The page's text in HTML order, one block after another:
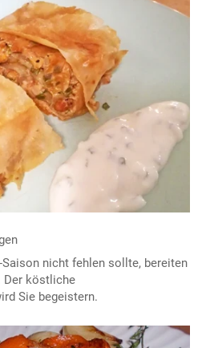
nicht fehlen sollte, bereiten
Der köstliche
Sie begeistern.